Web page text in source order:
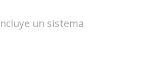
un sistema